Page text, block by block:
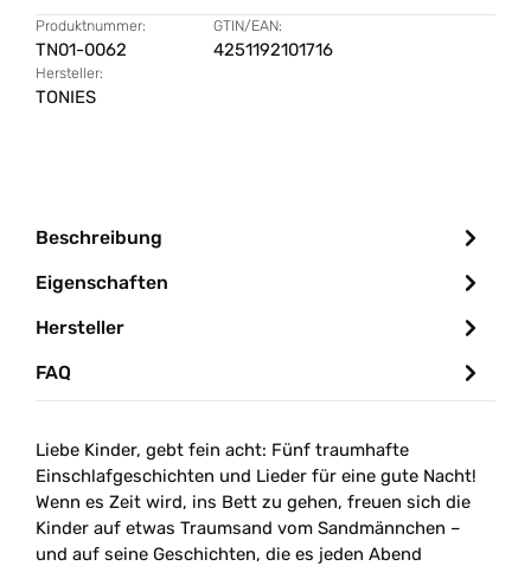
Produktnummer:
TN01-0062
GTIN/EAN:
4251192101716
Hersteller:
TONIES
Beschreibung
Eigenschaften
Hersteller
FAQ
Liebe Kinder, gebt fein acht: Fünf traumhafte
Einschlafgeschichten und Lieder für eine gute Nacht!
Wenn es Zeit wird, ins Bett zu gehen, freuen sich die
Kinder auf etwas Traumsand vom Sandmännchen –
und auf seine Geschichten, die es jeden Abend